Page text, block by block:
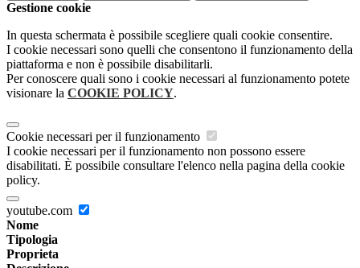
Gestione cookie
In questa schermata è possibile scegliere quali cookie consentire.
I cookie necessari sono quelli che consentono il funzionamento della
piattaforma e non è possibile disabilitarli.
Per conoscere quali sono i cookie necessari al funzionamento potete
visionare la COOKIE POLICY.
Cookie necessari per il funzionamento
I cookie necessari per il funzionamento non possono essere
disabilitati. È possibile consultare l'elenco nella pagina della cookie
policy.
youtube.com
Nome
Tipologia
Proprieta